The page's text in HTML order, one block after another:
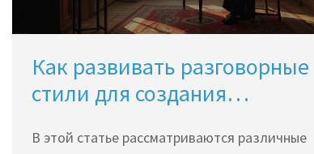
Как развивать разговорные
стили для создания
В этой статье рассматриваются различные